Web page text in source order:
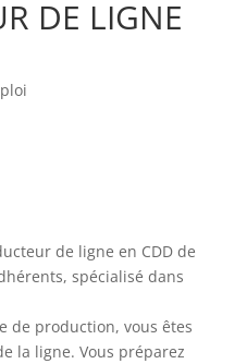
DE LIGNE
de ligne en CDD de
spécialisé dans
de production, vous êtes
la ligne. Vous préparez